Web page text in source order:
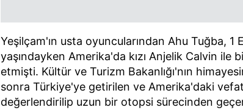
Yeşilçam'ın usta oyuncularından Ahu Tuğba, 1
yaşındayken Amerika'da kızı Anjelik Calvin ile
etmişti. Kültür ve Turizm Bakanlığı'nın
sonra Türkiye'ye getirilen ve Amerika'daki
değerlendirilip uzun bir otopsi sürecinden